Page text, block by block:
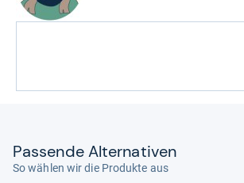
Pas­sende Alter­na­ti­ven
So wählen wir die Produkte aus